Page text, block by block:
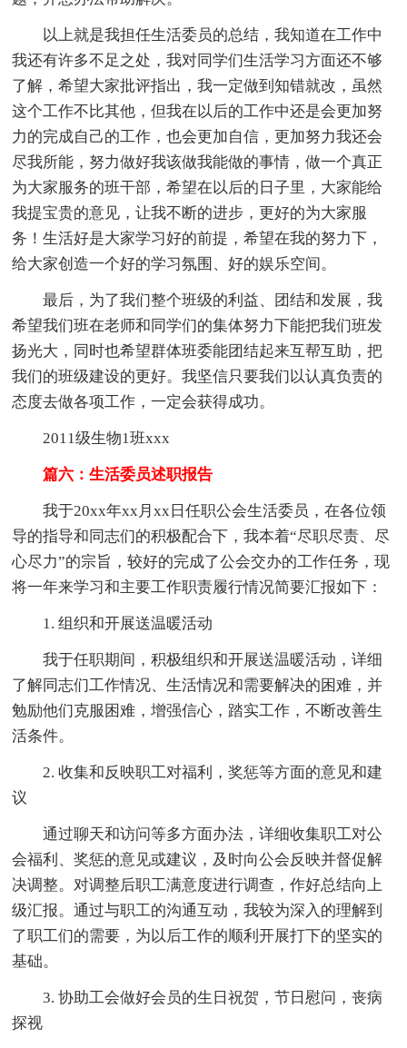
以上就是我担任生活委员的总结，我知道在工作中
我还有许多不足之处，我对同学们生活学习方面还不够
了解，希望大家批评指出，我一定做到知错就改，虽然
这个工作不比其他，但我在以后的工作中还是会更加努
力的完成自己的工作，也会更加自信，更加努力我还会
尽我所能，努力做好我该做我能做的事情，做一个真正
为大家服务的班干部，希望在以后的日子里，大家能给
我提宝贵的意见，让我不断的进步，更好的为大家服
务！生活好是大家学习好的前提，希望在我的努力下，
给大家创造一个好的学习氛围、好的娱乐空间。
最后，为了我们整个班级的利益、团结和发展，我
希望我们班在老师和同学们的集体努力下能把我们班发
扬光大，同时也希望群体班委能团结起来互帮互助，把
我们的班级建设的更好。我坚信只要我们以认真负责的
态度去做各项工作，一定会获得成功。
2011级生物1班xxx
篇六：生活委员述职报告
我于20xx年xx月xx日任职公会生活委员，在各位领
导的指导和同志们的积极配合下，我本着“尽职尽责、尽
心尽力”的宗旨，较好的完成了公会交办的工作任务，现
将一年来学习和主要工作职责履行情况简要汇报如下：
1. 组织和开展送温暖活动
我于任职期间，积极组织和开展送温暖活动，详细
了解同志们工作情况、生活情况和需要解决的困难，并
勉励他们克服困难，增强信心，踏实工作，不断改善生
活条件。
2. 收集和反映职工对福利，奖惩等方面的意见和建
议
通过聊天和访问等多方面办法，详细收集职工对公
会福利、奖惩的意见或建议，及时向公会反映并督促解
决调整。对调整后职工满意度进行调查，作好总结向上
级汇报。通过与职工的沟通互动，我较为深入的理解到
了职工们的需要，为以后工作的顺利开展打下的坚实的
基础。
3. 协助工会做好会员的生日祝贺，节日慰问，丧病
探视